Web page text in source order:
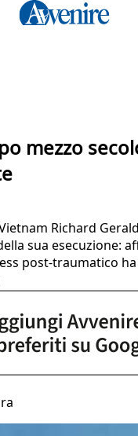
mezzo
Richard
sua esecuzione:
post-traumatico